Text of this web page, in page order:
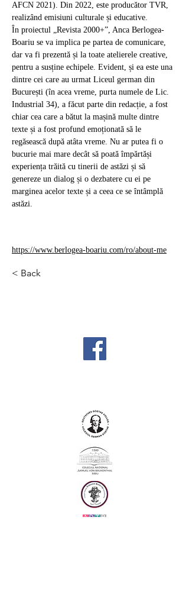
AFCN 2021). Din 2022, este producător TVR,
realizând emisiuni culturale și educative.
În proiectul „Revista 2000+”, Anca Berlogea-
Boariu se va implica pe partea de comunicare,
dar va fi prezentă și la toate atelierele creative,
pentru a susține echipele. Evident, și ea este una
dintre cei care au urmat Liceul german din
București (în acea vreme, purta numele de Lic.
Industrial 34), a făcut parte din redacție, a fost
chiar cea care a bătut la mașină multe dintre
texte și a fost profund emoționată să le
regăsească după atâta vreme. Nu ar putea fi o
bucurie mai mare decât să poată împărtăși
experiența trăită cu tinerii de astăzi și să
genereze un dialog și o dezbatere cu ei pe
marginea acelor texte și a ceea ce se întâmplă
astăzi.
https://www.berlogea-boariu.com/ro/about-me
< Back